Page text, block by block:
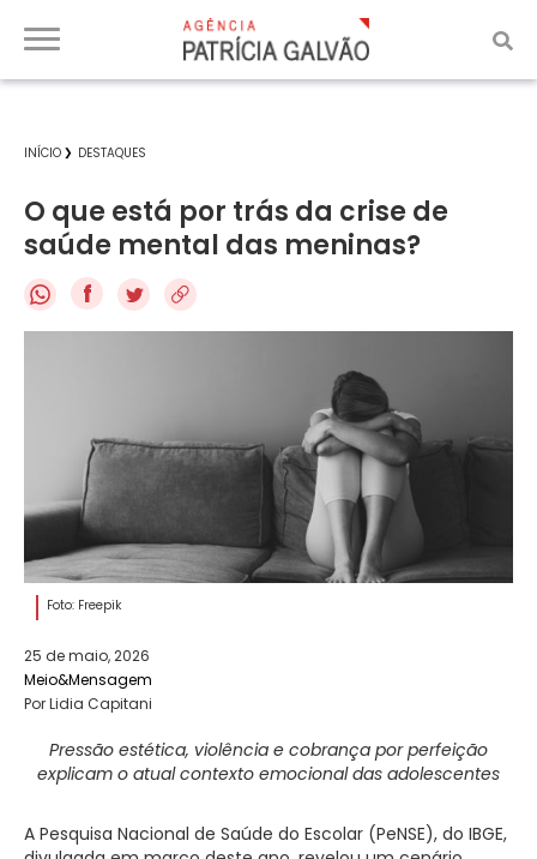
INÍCIO DESTAQUES
O que está por trás da crise de
saúde mental das meninas?
f
Foto: Freepik
25 de maio, 2026
Meio&Mensagem
Por Lidia Capitani
Pressão estética, violência e cobrança por perfeição
explicam o atual contexto emocional das adolescentes
A Pesquisa Nacional de Saúde do Escolar (PeNSE), do IBGE,